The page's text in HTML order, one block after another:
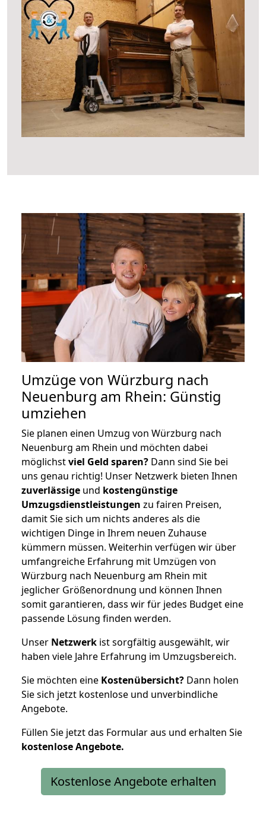
Umzüge von Würzburg nach
Neuenburg am Rhein: Günstig
umziehen
Sie planen einen Umzug von Würzburg nach
Neuenburg am Rhein und möchten dabei
möglichstviel Geld sparen? Dann sind Sie bei
uns genau richtig! Unser Netzwerk bieten Ihnen
zuverlässige und kostengünstige
Umzugsdienstleistungen zu fairen Preisen,
damit Sie sich um nichts anderes als die
wichtigen Dinge in Ihrem neuen Zuhause
kümmern müssen. Weiterhin verfügen wir über
umfangreiche Erfahrung mit Umzügen von
Würzburg nach Neuenburg am Rhein mit
jeglicher Größenordnung und können Ihnen
somit garantieren, dass wir für jedes Budget eine
passende Lösung finden werden.
Unser Netzwerk ist sorgfältig ausgewählt, wir
haben viele Jahre Erfahrung im Umzugsbereich.
Sie möchten eine Kostenübersicht? Dann holen
Sie sich jetzt kostenlose und unverbindliche
Angebote.
Füllen Sie jetzt das Formular aus und erhalten Sie
kostenloseAngebote.
Kostenlose Angebote erhalten